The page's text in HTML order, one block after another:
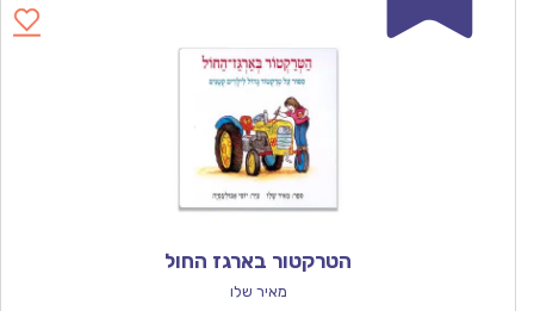
הטרקטור בארגז החול
מאיר שלו